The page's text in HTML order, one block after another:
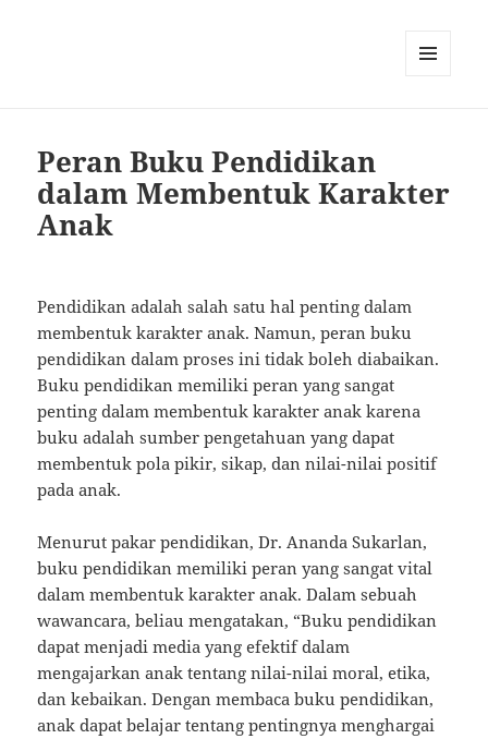
Peran Buku Pendidikan
dalam Membentuk Karakter
Anak
Pendidikan adalah salah satu hal penting dalam
membentuk karakter anak. Namun, peran buku
pendidikan dalam proses ini tidak boleh diabaikan.
Buku pendidikan memiliki peran yang sangat
penting dalam membentuk karakter anak karena
buku adalah sumber pengetahuan yang dapat
membentuk pola pikir, sikap, dan nilai-nilai positif
pada anak.
Menurut pakar pendidikan, Dr. Ananda Sukarlan,
buku pendidikan memiliki peran yang sangat vital
dalam membentuk karakter anak. Dalam sebuah
wawancara, beliau mengatakan, “Buku pendidikan
dapat menjadi media yang efektif dalam
mengajarkan anak tentang nilai-nilai moral, etika,
dan kebaikan. Dengan membaca buku pendidikan,
anak dapat belajar tentang pentingnya menghargai